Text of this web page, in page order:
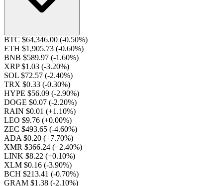
BTC $64,346.00 (-0.50%)
ETH $1,905.73 (-0.60%)
BNB $589.97 (-1.60%)
XRP $1.03 (-3.20%)
SOL $72.57 (-2.40%)
TRX $0.33 (-0.30%)
HYPE $56.09 (-2.90%)
DOGE $0.07 (-2.20%)
RAIN $0.01 (+1.10%)
LEO $9.76 (+0.00%)
ZEC $493.65 (-4.60%)
ADA $0.20 (+7.70%)
XMR $366.24 (+2.40%)
LINK $8.22 (+0.10%)
XLM $0.16 (-3.90%)
BCH $213.41 (-0.70%)
GRAM $1.38 (-2.10%)